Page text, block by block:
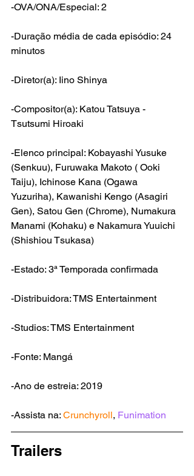
-OVA/ONA/Especial: 2
-Duração média de cada episódio: 24
minutos
-Diretor(a): Iino Shinya
-Compositor(a): Katou Tatsuya -
Tsutsumi Hiroaki
-Elenco principal: Kobayashi Yusuke
(Senkuu), Furuwaka Makoto ( Ooki
Taiju), Ichinose Kana (Ogawa
Yuzuriha), Kawanishi Kengo (Asagiri
Gen), Satou Gen (Chrome), Numakura
Manami (Kohaku) e Nakamura Yuuichi
(Shishiou Tsukasa)
-Estado: 3ª Temporada confirmada
-Distribuidora: TMS Entertainment
-Studios: TMS Entertainment
-Fonte: Mangá
-Ano de estreia: 2019
-Assista na: Crunchyroll, Funimation
Trailers